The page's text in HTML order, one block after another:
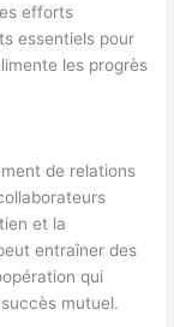
efforts
essentiels pour
les progrès
de relations
et la
entraîner des
qui
mutuel.